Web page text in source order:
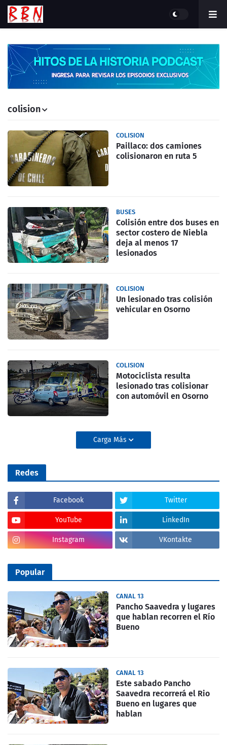
colision
COLISION
Paillaco: dos camiones
colisionaron en ruta 5
BUSES
Colisión entre dos buses en
sector costero de Niebla
deja al menos 17
lesionados
COLISION
Un lesionado tras colisión
vehicular en Osorno
COLISION
Motociclista resulta
lesionado tras colisionar
con automóvil en Osorno
Carga Más
Redes
Facebook Twitter
YouTube LinkedIn
Instagram VKontakte
Popular
CANAL 13
Pancho Saavedra y lugares
que hablan recorren el Río
Bueno
CANAL 13
Este sabado Pancho
Saavedra recorrerá el Rio
Bueno en lugares que
hablan